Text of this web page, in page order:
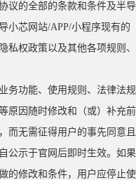
议的全部的条款和条件及半导
小芯网站/APP/小程序现有的
私权政策以及其他各项规则、
务功能、使用规则、法律法规
原因随时修改和（或）补充前
而无需征得用户的事先同意且
公示于官网后即时生效。如果
的修改和条件，用户应停止使